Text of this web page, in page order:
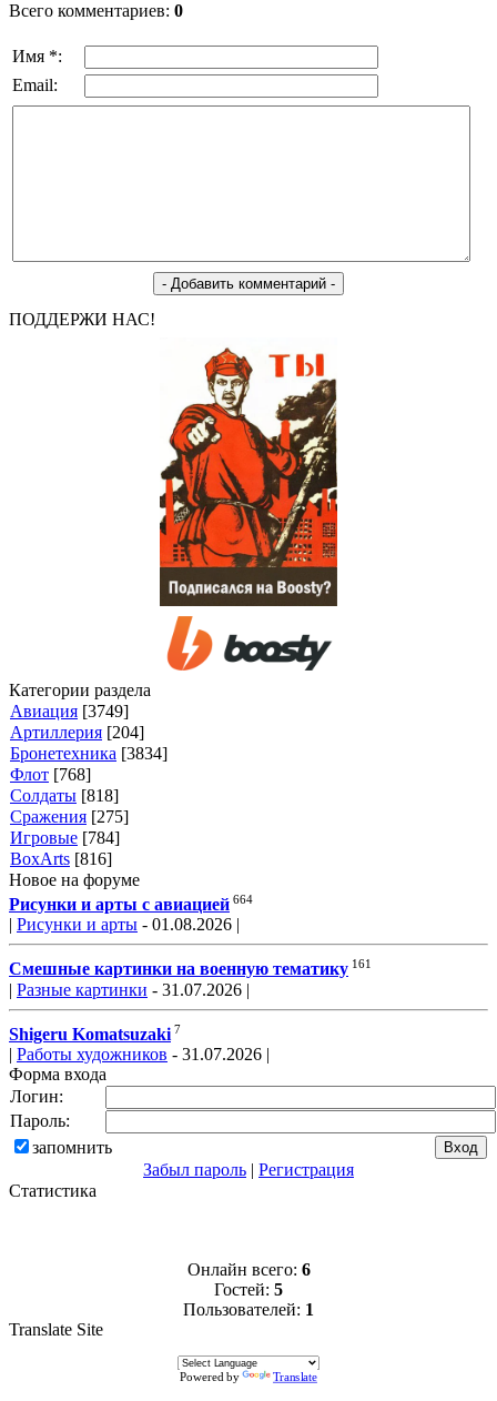
Всего комментариев: 0
Имя *:
Email:
ПОДДЕРЖИ НАС!
Категории раздела
Авиация [3749]
Артиллерия [204]
Бронетехника [3834]
Флот [768]
Солдаты [818]
Сражения [275]
Игровые [784]
BoxArts [816]
Новое на форуме
Рисунки и арты с авиацией 664
| Рисунки и арты - 01.08.2026 |
Смешные картинки на военную тематику 161
| Разные картинки - 31.07.2026 |
Shigeru Komatsuzaki 7
| Работы художников - 31.07.2026 |
Форма входа
Логин:
Пароль:
запомнить
Забыл пароль | Регистрация
Статистика
Онлайн всего: 6
Гостей: 5
Пользователей: 1
Translate Site
Powered by Translate